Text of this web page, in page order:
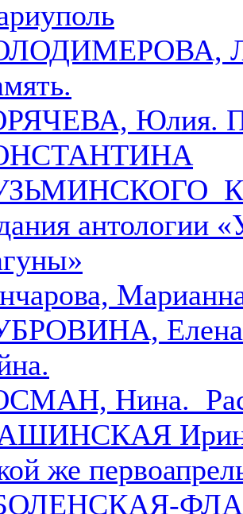
Юлия.
К
антологии
Нина.
же